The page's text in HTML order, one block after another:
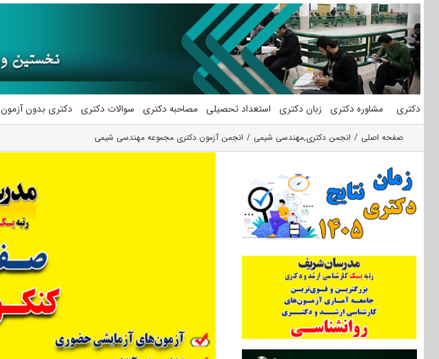
محتوا
دکتری مشاوره دکتری زبان دکتری استعداد تحصیلی مصاحبه دکتری سوالات دکتری دکتری بدون آزمون
صفحه اصلی انجمن دکتری,مهندسی شیمی انجمن آزمون دکتری مجموعه مهندسی شیمی